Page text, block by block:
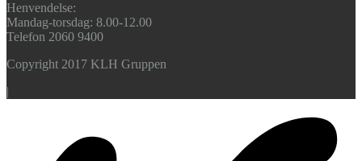
Henvendelse:
Mandag-torsdag: 8.00-12.00
Telefon 2060 9400
Copyright 2017 KLH Gruppen
|